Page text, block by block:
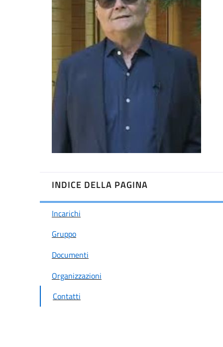
INDICE DELLA PAGINA
Incarichi
Gruppo
Documenti
Organizzazioni
Contatti